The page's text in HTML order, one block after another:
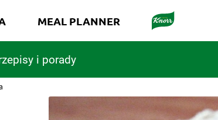
i porady
MEAL PLANNER